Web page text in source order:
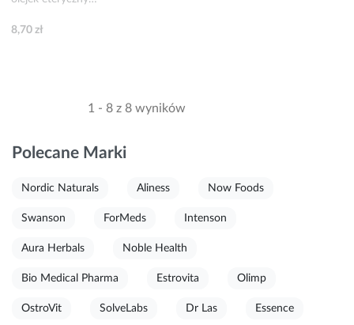
8,70 zł
1 - 8 z 8 wyników
Polecane Marki
Nordic Naturals Aliness Now Foods
Swanson ForMeds Intenson
Aura Herbals Noble Health
Bio Medical Pharma Estrovita Olimp
OstroVit SolveLabs Dr Las Essence